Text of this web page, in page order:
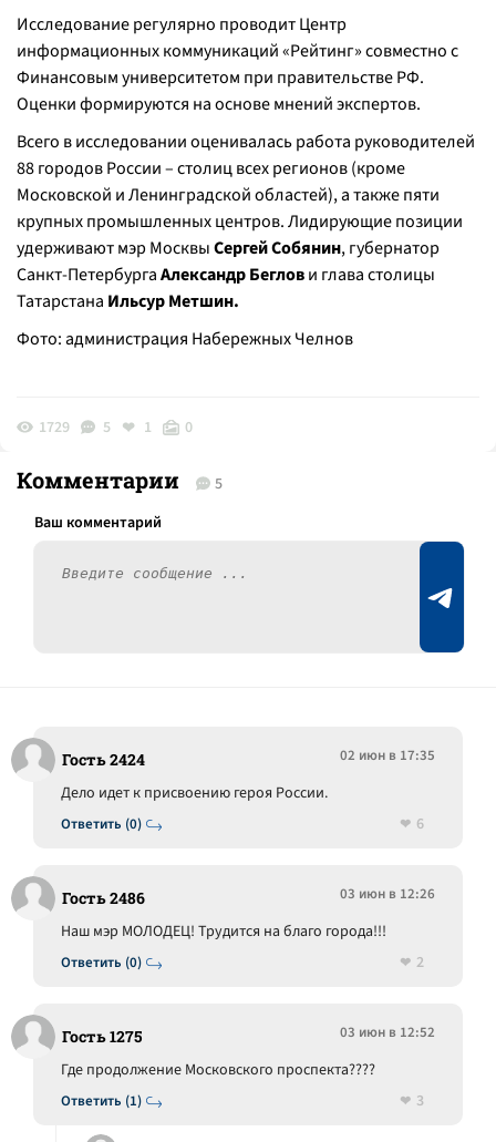
Исследование регулярно проводит Центр
информационных коммуникаций «Рейтинг» совместно с
Финансовым университетом при правительстве РФ.
Оценки формируются на основе мнений экспертов.
Всего в исследовании оценивалась работа руководителей
88 городов России – столиц всех регионов (кроме
Московской и Ленинградской областей), а также пяти
крупных промышленных центров. Лидирующие позиции
удерживают мэр МосквыСергей Собянин, губернатор
Санкт-ПетербургаАлександр Беглови глава столицы
Татарстана Ильсур Метшин.
Фото: администрация Набережных Челнов
1729 5 1 0
Комментарии 5
Гость 2424 02 июн в 17:35
Ответить (0)
Дело идет к присвоению героя России.
6
Гость 2486 03 июн в 12:26
Ответить (0)
Наш мэр МОЛОДЕЦ! Трудится на благо города!!!
2
Гость 1275 03 июн в 12:52
Ответить (1)
Где продолжение Московского проспекта????
3